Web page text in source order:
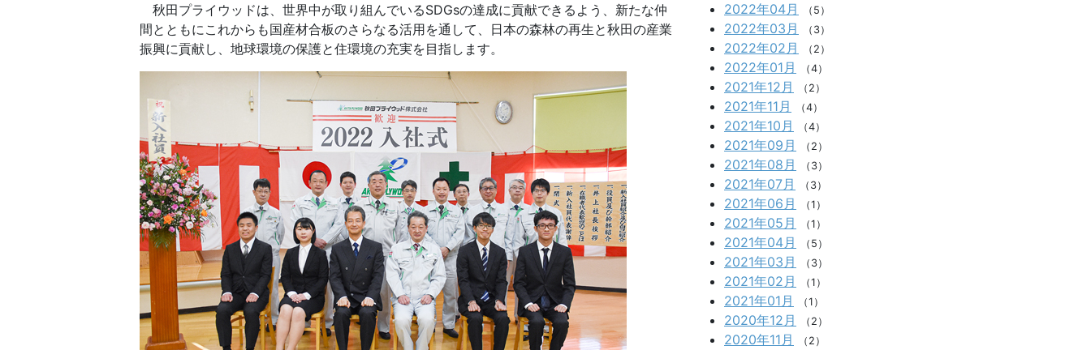
秋田プライウッドは、世界中が取り組んでいるSDGsの達成に貢献できるよう、新たな仲
間とともにこれからも国産材合板のさらなる活用を通して、日本の森林の再生と秋田の産業
振興に貢献し、地球環境の保護と住環境の充実を目指します。
2022年04月 （5）
2022年03月 （3）
2022年02月 （2）
2022年01月 （4）
2021年12月 （2）
2021年11月 （4）
2021年10月 （4）
2021年09月 （2）
2021年08月 （3）
2021年07月 （3）
2021年06月 （1）
2021年05月 （1）
2021年04月 （5）
2021年03月 （3）
2021年02月 （1）
2021年01月 （1）
2020年12月 （2）
2020年11月 （2）